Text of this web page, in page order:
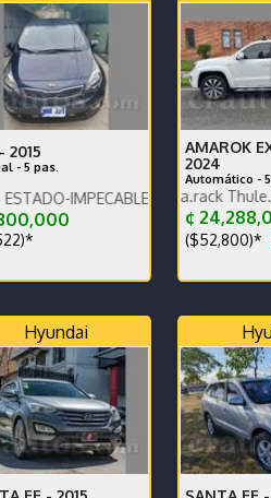
2015
- 5 pas.
POCO KILOMETRAJE-
AMAROK
2024
Automático -
de agencia.rack Thule.Estribos.
¢
($52,800)*
Impecable
Hyundai